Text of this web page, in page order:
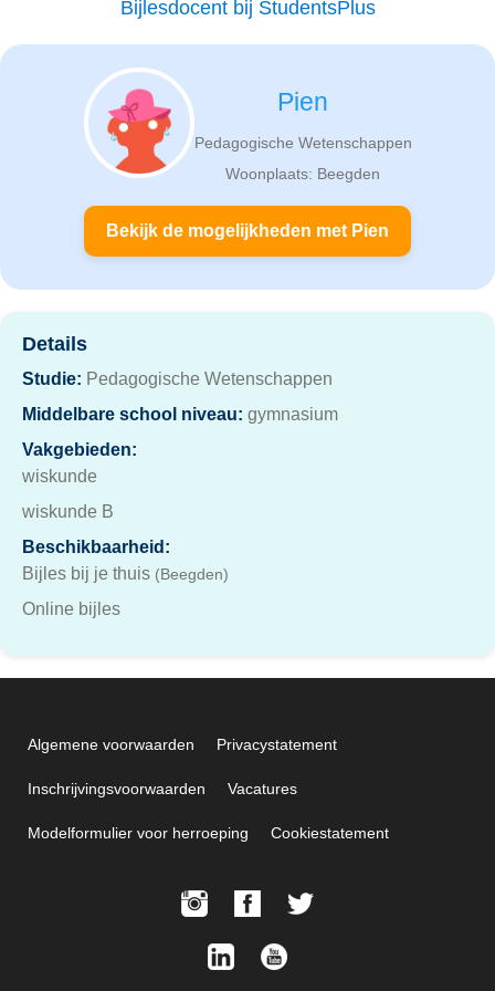
Bijlesdocent bij StudentsPlus
Pien
Pedagogische Wetenschappen
Woonplaats: Beegden
Bekijk de mogelijkheden met Pien
Details
Studie: Pedagogische Wetenschappen
Middelbare school niveau: gymnasium
Vakgebieden:
wiskunde
wiskunde B
Beschikbaarheid:
Bijles bij je thuis (Beegden)
Online bijles
Algemene voorwaarden Privacystatement
Inschrijvingsvoorwaarden Vacatures
Modelformulier voor herroeping Cookiestatement